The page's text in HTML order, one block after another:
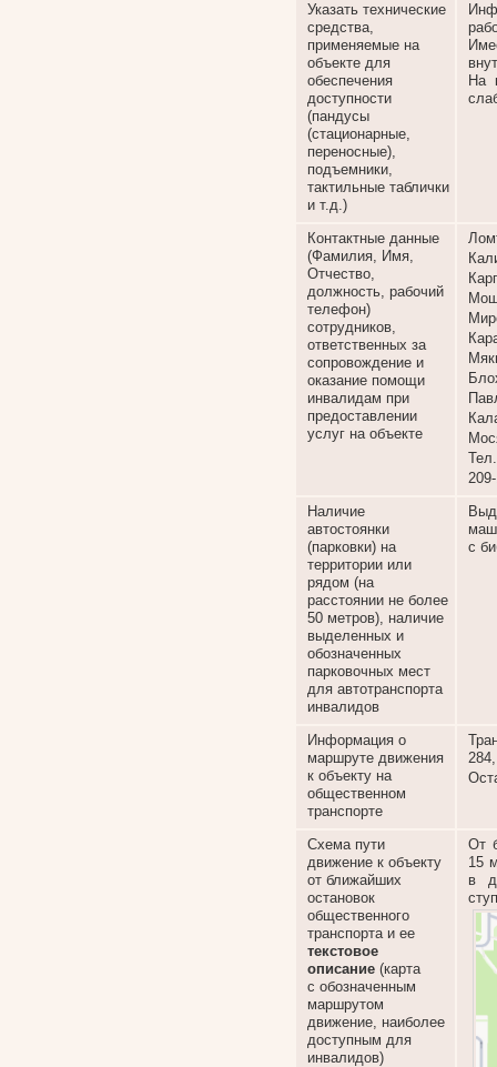
Указать технические
средства,
применяемые на
объекте для
обеспечения
доступности
(пандусы
(стационарные,
переносные),
подъемники,
тактильные таблички
и т.д.)
На
Контактные данные
(Фамилия, Имя,
Отчество,
должность, рабочий
телефон)
сотрудников,
ответственных за
сопровождение и
оказание помощи
инвалидам при
предоставлении
услуг на объекте
Наличие
автостоянки
(парковки) на
территории или
рядом (на
расстоянии не более
50 метров), наличие
выделенных и
обозначенных
парковочных мест
для автотранспорта
инвалидов
с
Информация о
маршруте движения
к объекту на
общественном
транспорте
Схема пути
движение к объекту
от ближайших
остановок
общественного
транспорта и ее
текстовое
описание (карта
с обозначенным
маршрутом
движение, наиболее
доступным для
инвалидов)
От
15
в